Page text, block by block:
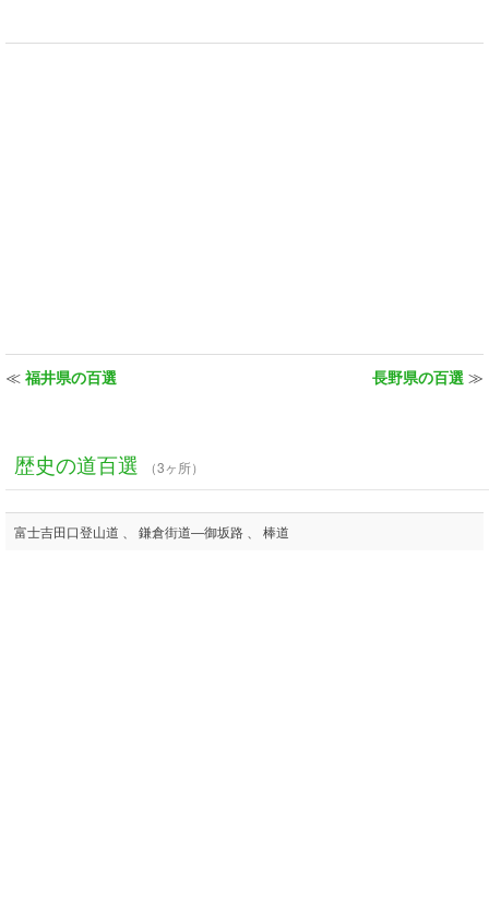
≪ 福井県の百選 長野県の百選 ≫
歴史の道百選 （3ヶ所）
富士吉田口登山道 、 鎌倉街道―御坂路 、 棒道